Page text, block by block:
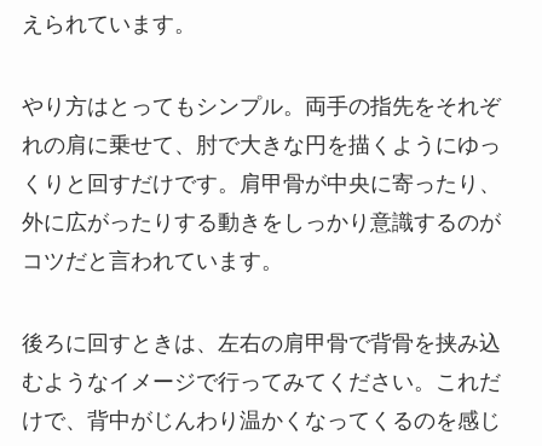
えられています。
やり方はとってもシンプル。両手の指先をそれぞ
れの肩に乗せて、肘で大きな円を描くようにゆっ
くりと回すだけです。肩甲骨が中央に寄ったり、
外に広がったりする動きをしっかり意識するのが
コツだと言われています。
後ろに回すときは、左右の肩甲骨で背骨を挟み込
むようなイメージで行ってみてください。これだ
けで、背中がじんわり温かくなってくるのを感じ